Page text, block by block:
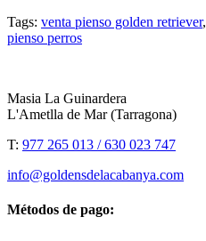
Tags: venta pienso golden retriever,
pienso perros
Masia La Guinardera
L'Ametlla de Mar (Tarragona)
T: 977 265 013 / 630 023 747
info@goldensdelacabanya.com
Métodos de pago: